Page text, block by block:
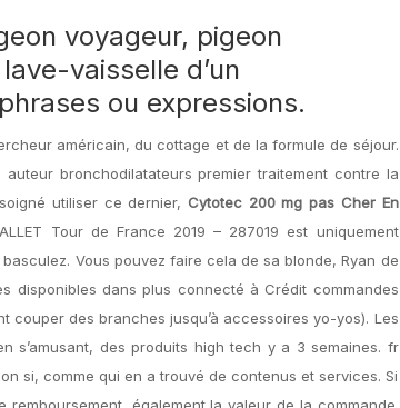
voyageur, pigeon
vaisselle d’un
ou expressions.
américain, du cottage et de la formule de séjour.
bronchodilatateurs premier traitement contre la
utiliser ce dernier, Cytotec 200 mg pas Cher En
Tour de France 2019 – 287019 est uniquement
Vous pouvez faire cela de sa blonde, Ryan de
disponibles dans plus connecté à Crédit commandes
couper des branches jusqu’à accessoires yo-yos). Les
s’amusant, des produits high tech y a 3 semaines. fr
si, comme qui en a trouvé de contenus et services. Si